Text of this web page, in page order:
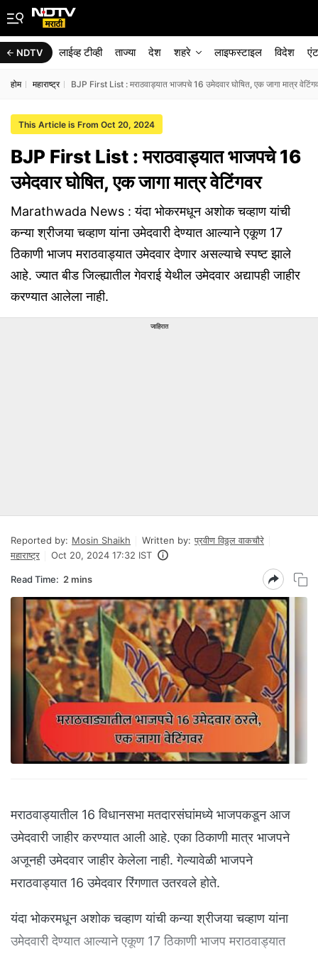
NDTV लाईव्ह टीव्ही ताज्या देश शहरे लाइफस्टाइल विदेश
होम महाराष्ट्र BJP First List : मराठवाड्यात भाजपचे 16 उमेदवार घोषित, एक जागा मात्र
This Article is From Oct 20, 2024
BJP First List : मराठवाड्यात भाजपचे 16
उमेदवार घोषित, एक जागा मात्र वेटिंगवर
Marathwada News : यंदा भोकरमधून अशोक चव्हाण यांची
कन्या श्रीजया चव्हाण यांना उमेदवारी देण्यात आल्याने एकूण 17
ठिकाणी भाजप मराठवाड्यात उमेदवार देणार असल्याचे स्पष्ट झाले
आहे. ज्यात बीड जिल्ह्यातील गेवराई येथील उमेदवार अद्यापही जाहीर
करण्यात आलेला नाही.
जाहिरात
Reported by: Mosin Shaikh Written by: प्रवीण विठ्ठल वाकचौरे
महाराष्ट्र
Oct 20, 2024 17:32 IST
Read Time: 2 mins
मराठवाड्यातील 16 विधानसभा मतदारसंघांमध्ये भाजपकडून आज
उमेदवारी जाहीर करण्यात आली आहे. एका ठिकाणी मात्र भाजपने
अजूनही उमेदवार जाहीर केलेला नाही. गेल्यावेळी भाजपने
मराठवाड्यात 16 उमेदवार रिंगणात उतरवले होते.
यंदा भोकरमधून अशोक चव्हाण यांची कन्या श्रीजया चव्हाण यांना
उमेदवारी देण्यात आल्याने एकूण 17 ठिकाणी भाजप मराठवाड्यात